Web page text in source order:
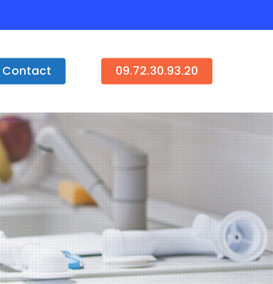
Contact 09.72.30.93.20